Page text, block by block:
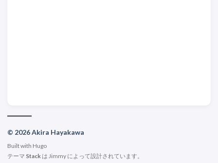
© 2026 Akira Hayakawa
Built with Hugo
テーマ Stack は Jimmy によって設計されています。